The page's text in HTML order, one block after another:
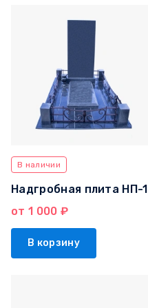
В наличии
Надгробная плита НП-1
от 1 000 ₽
В корзину